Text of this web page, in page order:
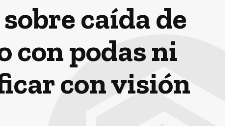
caída de
con podas ni
con visión